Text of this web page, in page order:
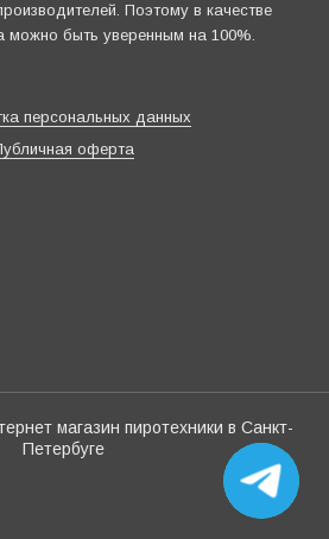
Поэтому в качестве
можно быть уверенным на 100%.
персональных данных
оферта
магазин пиротехники в Санкт-
Петербуге